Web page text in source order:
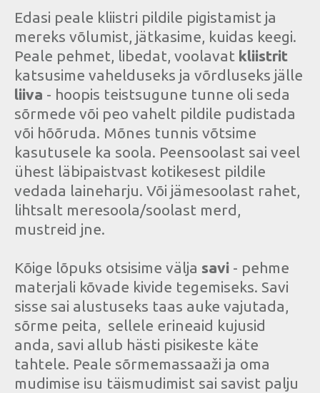
Edasi peale kliistri pildile pigistamist ja
mereks võlumist, jätkasime, kuidas keegi.
Peale pehmet, libedat, voolavat kliistrit
katsusime vahelduseks ja võrdluseks jälle
liiva - hoopis teistsugune tunne oli seda
sõrmede või peo vahelt pildile pudistada
või hõõruda. Mõnes tunnis võtsime
kasutusele ka soola. Peensoolast sai veel
ühest läbipaistvast kotikesest pildile
vedada laineharju. Või jämesoolast rahet,
lihtsalt meresoola/soolast merd,
mustreid jne.
Kõige lõpuks otsisime välja savi - pehme
materjali kõvade kivide tegemiseks. Savi
sisse sai alustuseks taas auke vajutada,
sõrme peita, sellele erineaid kujusid
anda, savi allub hästi pisikeste käte
tahtele. Peale sõrmemassaaži ja oma
mudimise isu täismudimist sai savist palju